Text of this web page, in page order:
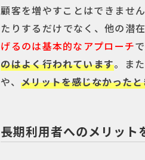
顧客を増やすことはできませ
たりするだけでなく、他の潜
げるのは基本的なアプローチで
のはよく行われています。ま
や、メリットを感じなかった
長期利用者へのメリット